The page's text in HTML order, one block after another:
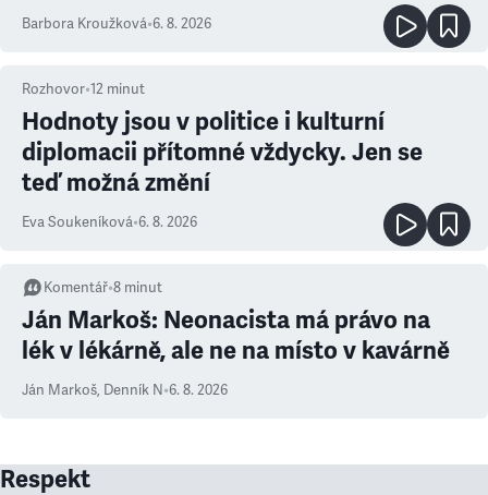
Barbora Kroužková•6. 8. 2026
Rozhovor•12 minut
Hodnoty jsou v politice i kulturní
diplomacii přítomné vždycky. Jen se
teď možná změní
Eva Soukeníková•6. 8. 2026
Komentář•8 minut
Ján Markoš: Neonacista má právo na
lék v lékárně, ale ne na místo v kavárně
Ján Markoš, Denník N•6. 8. 2026
Respekt